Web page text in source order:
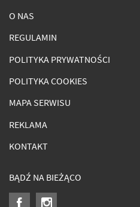
O NAS
REGULAMIN
POLITYKA PRYWATNOŚCI
POLITYKA COOKIES
MAPA SERWISU
REKLAMA
KONTAKT
BĄDŹ NA BIEŻĄCO